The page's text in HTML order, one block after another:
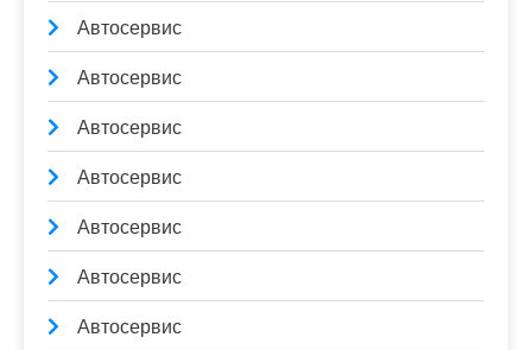
Автосервис
Автосервис
Автосервис
Автосервис
Автосервис
Автосервис
Автосервис